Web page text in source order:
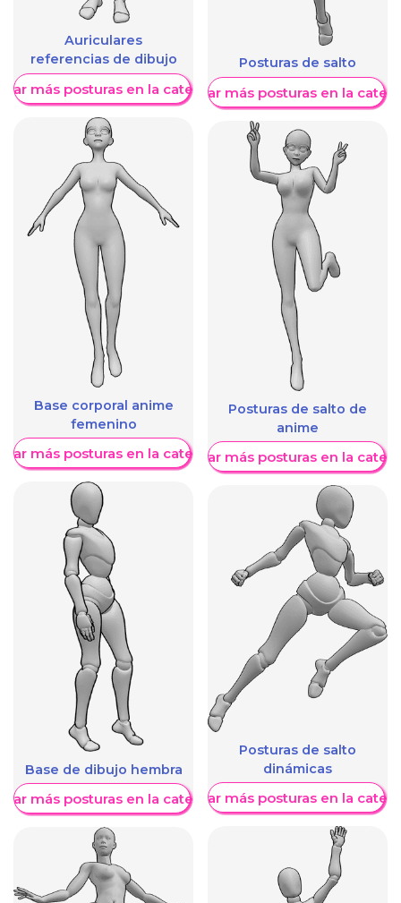
Auriculares
referencias de dibujo
más posturas en la categoría
Base corporal anime
femenino
más posturas en la categoría
Base de dibujo hembra
más posturas en la categoría
Posturas de salto
Mostrar más posturas en la
Posturas de salto de
anime
Mostrar más posturas en la
Posturas de salto
dinámicas
Mostrar más posturas en la